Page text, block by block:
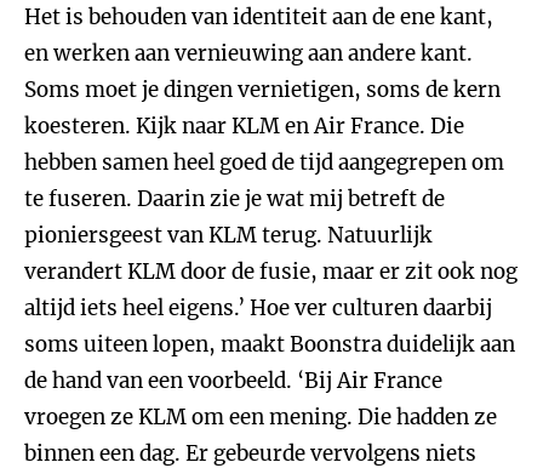
Het is behouden van identiteit aan de ene kant,
en werken aan vernieuwing aan andere kant.
Soms moet je dingen vernietigen, soms de kern
koesteren. Kijk naar KLM en Air France. Die
hebben samen heel goed de tijd aangegrepen om
te fuseren. Daarin zie je wat mij betreft de
pioniersgeest van KLM terug. Natuurlijk
verandert KLM door de fusie, maar er zit ook nog
altijd iets heel eigens.’ Hoe ver culturen daarbij
soms uiteen lopen, maakt Boonstra duidelijk aan
de hand van een voorbeeld. ‘Bij Air France
vroegen ze KLM om een mening. Die hadden ze
binnen een dag. Er gebeurde vervolgens niets